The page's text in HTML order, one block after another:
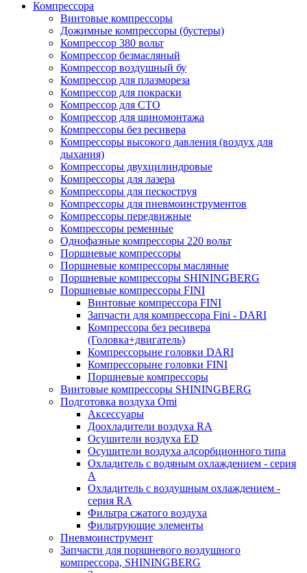
Компрессора
Винтовые компрессоры
Дожимные компрессоры (бустеры)
Компрессор 380 вольт
Компрессор безмасляный
Компрессор воздушный бу
Компрессор для плазмореза
Компрессор для покраски
Компрессор для СТО
Компрессор для шиномонтажа
Компрессоры без ресивера
Компрессоры высокого давления (воздух для
дыхания)
Компрессоры двухцилиндровые
Компрессоры для лазера
Компрессоры для пескоструя
Компрессоры для пневмоинструментов
Компрессоры передвижные
Компрессоры ременные
Однофазные компрессоры 220 вольт
Поршневые компрессоры
Поршневые компрессоры масляные
Поршневые компрессоры SHININGBERG
Поршневые компрессоры FINI
Винтовые компрессора FINI
Запчасти для компрессора Fini - DARI
Компрессора без ресивера
(Головка+двигатель)
Компрессорыне головки DARI
Компрессорыне головки FINI
Поршневые компрессоры
Винтовые компрессоры SHININGBERG
Подготовка воздуха Omi
Аксессуары
Доохладители воздуха RA
Осушители воздуха ED
Осушители воздуха адсорбционного типа
Охладитель с водяным охлаждением - серия
A
Охладитель с воздушным охлаждением -
серия RA
Фильтра сжатого воздуха
Фильтрующие элементы
Пневмоинструмент
Запчасти для поршневого воздушного
компрессора, SHININGBERG